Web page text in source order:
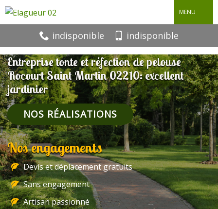
MENU
indisponible indisponible
Entreprise tonte et réfection de pelouse
Rocourt Saint Martin 02210: excellent
jardinier
NOS RÉALISATIONS
Nos engagements
Devis et déplacement gratuits
Sans engagement
Artisan passionné